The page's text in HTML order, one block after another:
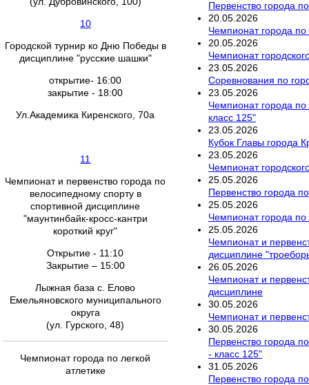
10
Городской турнир ко Дню Победы в
дисциплине "русские шашки"
открытие- 16:00
закрытие - 18:00
Ул.Академика Киренского, 70а
11
Чемпионат и первенство города по
велосипедному спорту в
спортивной дисциплине
"маунтинбайк-кросс-кантри
короткий круг"
Открытие - 11:10
Закрытие – 15:00
Лыжная база с. Елово
Емельяновского муниципального
округа
(ул. Гурского, 48)
Чемпионат города по легкой
атлетике
Первенство города
20 05 2026
Чемпионат города
20 05 2026
Чемпионат
23 05 2026
Соревнования по
23 05 2026
Чемпионат города
класс 125"
23 05 2026
Кубок Главы города
23 05 2026
Чемпионат
25 05 2026
Первенство города
25 05 2026
Чемпионат города по
25 05 2026
Чемпионат и
дисциплине
26 05 2026
Чемпионат и
дисциплине
30 05 2026
Чемпионат и
30 05 2026
Первенство города
- класс 125"
31 05 2026
Первенство города